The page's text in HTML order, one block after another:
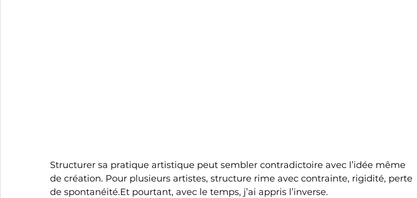
Structurer sa pratique artistique peut sembler contradictoire avec l’idée même
de création. Pour plusieurs artistes, structure rime avec contrainte, rigidité, perte
de spontanéité.Et pourtant, avec le temps, j’ai appris l’inverse.